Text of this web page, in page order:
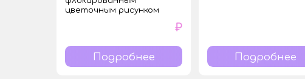
цветочным рисунком
₽
Подробнее Подробнее